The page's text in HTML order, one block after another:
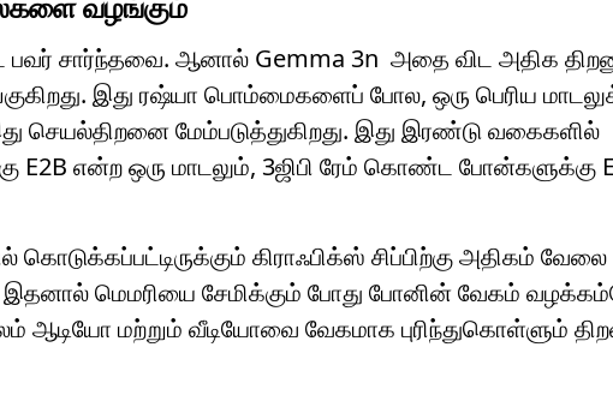
பவர் சார்ந்தவை. ஆனால் Gemma 3n அதை விட அதிக
இது ரஷ்யா பொம்மைகளைப் போல, ஒரு பெரிய
செயல்திறனை மேம்படுத்துகிறது. இது இரண்டு வகைகளில்
E2B என்ற ஒரு மாடலும், 3ஜிபி ரேம் கொண்ட போன்களுக்கு
கிராஃபிக்ஸ் சிப்பிற்கு அதிகம் வேலை
இதனால் மெமரியை சேமிக்கும் போது போனின் வேகம்
ஆடியோ மற்றும் வீடியோவை வேகமாக புரிந்துகொள்ளும்